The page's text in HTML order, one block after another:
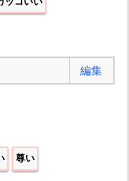
編集
尊い